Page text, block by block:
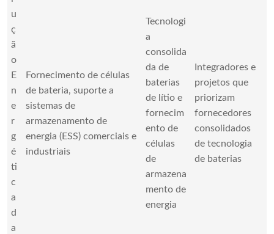
u
ç
ã
o
E
n
e
r
g
é
ti
c
a
d
a
Fornecimento de células
de bateria, suporte a
sistemas de
armazenamento de
energia (ESS) comerciais e
industriais
Tecnologi
a
consolida
da de
baterias
de lítio e
fornecim
ento de
células
de
armazena
mento de
energia
Integradores e
projetos que
priorizam
fornecedores
consolidados
de tecnologia
de baterias